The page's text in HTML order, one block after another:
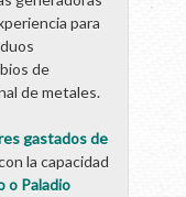
para
de
de metales.
gastados de
la capacidad
o Paladio